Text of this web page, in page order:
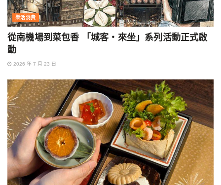
樂活消費
從南機場到菜包香 「城客・來坐」系列活動正式啟
動
2026 年 7 月 23 日